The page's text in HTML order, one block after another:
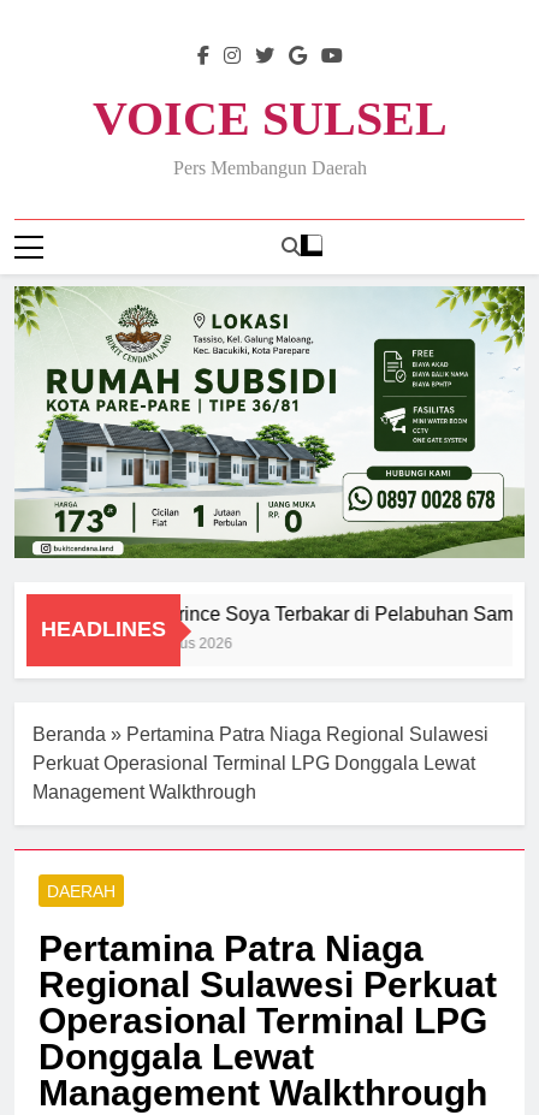
VOICE SULSEL
Pers Membangun Daerah
HEADLINES
KM Prince Soya Terbakar di Pelabuhan
1 Agustus 2026
Beranda » Pertamina Patra Niaga Regional Sulawesi
Perkuat Operasional Terminal LPG Donggala Lewat
Management Walkthrough
DAERAH
Pertamina Patra Niaga
Regional Sulawesi Perkuat
Operasional Terminal LPG
Donggala Lewat
Management Walkthrough